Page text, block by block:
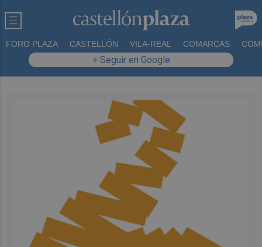
FORO PLAZA CASTELLÓN VILA-REAL COMARCAS
+ Seguir en Google